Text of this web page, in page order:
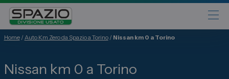
Fiat
Home/ Auto Km Zero da Spazio a Torino/ Nissan km 0 a Torino
Nissan km 0 a Torino